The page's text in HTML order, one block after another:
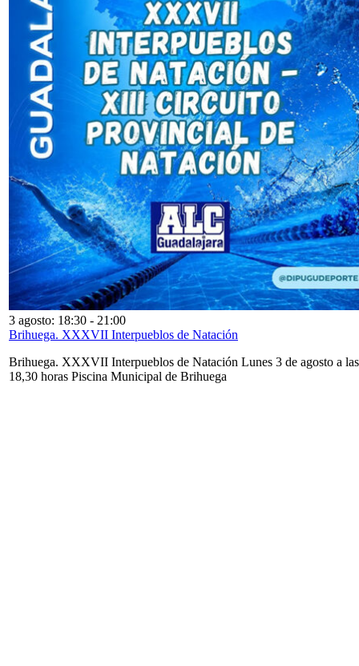
3 agosto: 18:30 - 21:00
Brihuega. XXXVII Interpueblos de Natación
Brihuega. XXXVII Interpueblos de Natación Lunes 3 de agosto a las
18,30 horas Piscina Municipal de Brihuega